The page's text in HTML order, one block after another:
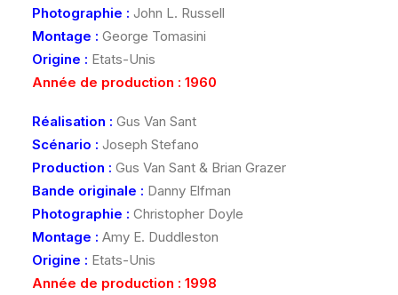
Photographie : John L. Russell
Montage : George Tomasini
Origine : Etats-Unis
Année de production : 1960
Réalisation : Gus Van Sant
Scénario : Joseph Stefano
Production : Gus Van Sant & Brian Grazer
Bande originale : Danny Elfman
Photographie : Christopher Doyle
Montage : Amy E. Duddleston
Origine : Etats-Unis
Année de production : 1998